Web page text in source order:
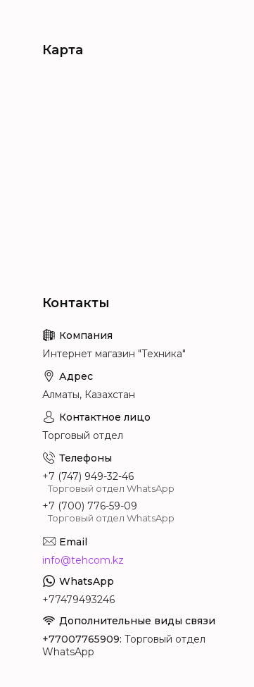
Карта
Интернет магазин "Техника"
Алматы, Казахстан
Торговый отдел
+7 (747) 949-32-46
Торговый отдел WhatsApp
+7 (700) 776-59-09
Торговый отдел WhatsApp
info@tehcom.kz
+77479493246
+77007765909 Торговый отдел
WhatsApp